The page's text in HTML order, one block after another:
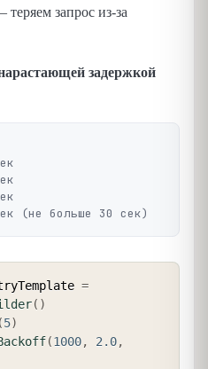
запрос из-за
задержкой
=
( )
(5)
(1000, 2.0,